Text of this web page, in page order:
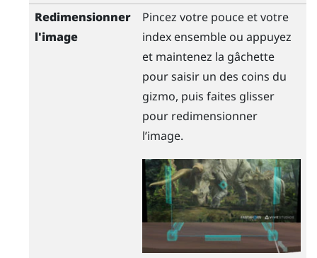
Redimensionner
l'image
Pincez votre pouce et votre
index ensemble ou appuyez
et maintenez la gâchette
pour saisir un des coins du
gizmo, puis faites glisser
pour redimensionner
l’image.